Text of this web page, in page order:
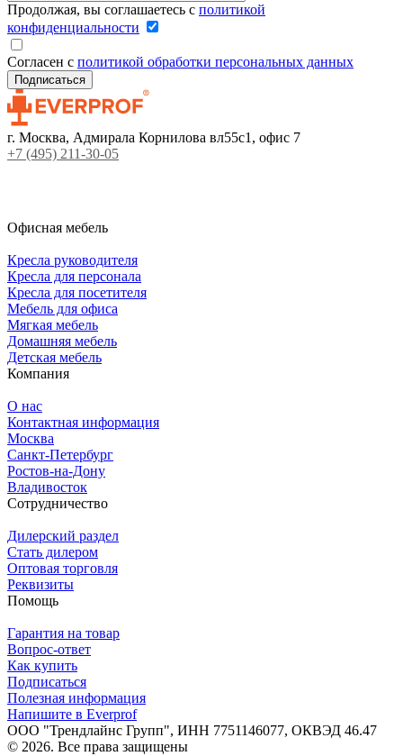
Продолжая, вы соглашаетесь с политикой
конфиденциальности
Согласен с политикой обработки персональных данных
г. Москва, Адмирала Корнилова вл55с1, офис 7
+7 (495) 211-30-05
Офисная мебель
Кресла руководителя
Кресла для персонала
Кресла для посетителя
Мебель для офиса
Мягкая мебель
Домашняя мебель
Детская мебель
Компания
О нас
Контактная информация
Москва
Санкт-Петербург
Ростов-на-Дону
Владивосток
Сотрудничество
Дилерский раздел
Стать дилером
Оптовая торговля
Реквизиты
Помощь
Гарантия на товар
Вопрос-ответ
Как купить
Подписаться
Полезная информация
Напишите в Everprof
ООО "Трендлайнс Групп", ИНН 7751146077, ОКВЭД 46.47
© 2026. Все права защищены